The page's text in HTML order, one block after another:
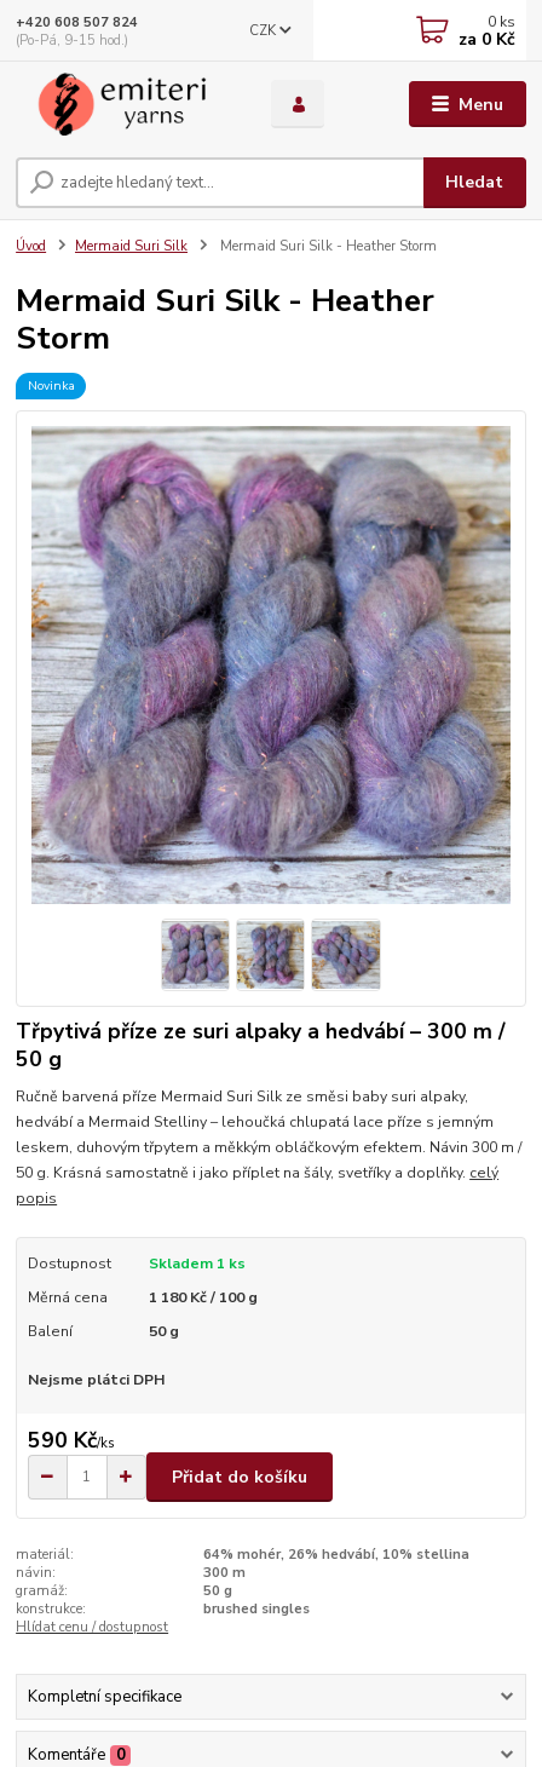
Menu
CZK
Hledat
+420 608 507 824
(Po-Pá, 9-15 hod.)
0 ks
za 0 Kč
Úvod Mermaid Suri Silk Mermaid Suri Silk - Heather Storm
Mermaid Suri Silk - Heather
Storm
Novinka
Třpytivá příze ze suri alpaky a hedvábí – 300 m /
50 g
Ručně barvená příze Mermaid Suri Silk ze směsi baby suri alpaky,
hedvábí a Mermaid Stelliny – lehoučká chlupatá lace příze s jemným
leskem, duhovým třpytem a měkkým obláčkovým efektem. Návin 300 m /
50 g. Krásná samostatně i jako příplet na šály, svetříky a doplňky. celý
popis
Dostupnost
Skladem 1 ks
Měrná cena
1 180 Kč / 100 g
Balení
50 g
Nejsme plátci DPH
590 Kč/ks
Přidat do košíku
materiál:
64% mohér, 26% hedvábí, 10% stellina
návin:
300 m
gramáž:
50 g
konstrukce:
brushed singles
Hlídat cenu / dostupnost
Kompletní specifikace
Komentáře 0